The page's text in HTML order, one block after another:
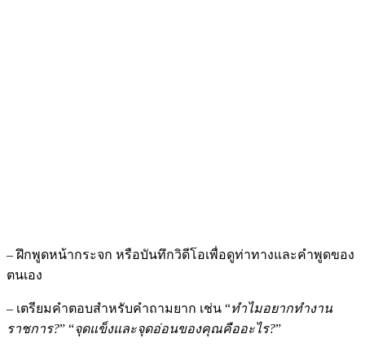
– ฝึกพูดหน้ากระจก หรือบันทึกวิดีโอเพื่อดูท่าทางและคำพูดของ
ตนเอง
– เตรียมคำตอบสำหรับคำถามยาก เช่น “ทำไมอยากทำงาน
ราชการ?” “จุดแข็งและจุดอ่อนของคุณคืออะไร?”